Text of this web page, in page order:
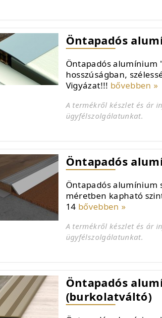
Öntapadós
Öntapadós alumínium
hosszúságban,
Vigyázat!!! bővebben »
A termékről készlet és ár
ügyfélszolgálatunkat.
Öntapadós
Öntapadós alumínium
méretben kapható
14 bővebben »
A termékről készlet és ár
ügyfélszolgálatunkat.
Öntapadós
(burkolatváltó)